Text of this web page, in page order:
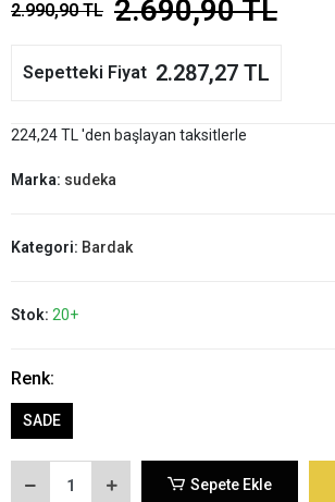
2.990,90 TL 2.690,90 TL
Sepetteki Fiyat 2.287,27 TL
224,24 TL 'den başlayan taksitlerle
Marka: sudeka
Kategori: Bardak
Stok: 20+
Renk:
SADE
Sepete Ekle